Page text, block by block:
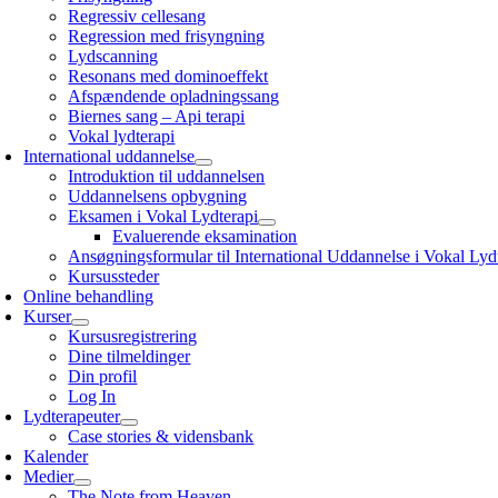
Regressiv cellesang
Regression med frisyngning
Lydscanning
Resonans med dominoeffekt
Afspændende opladningssang
Biernes sang – Api terapi
Vokal lydterapi
International uddannelse
Introduktion til uddannelsen
Uddannelsens opbygning
Eksamen i Vokal Lydterapi
Evaluerende eksamination
Ansøgningsformular til International Uddannelse i Vokal
Kursussteder
Online behandling
Kurser
Kursusregistrering
Dine tilmeldinger
Din profil
Log In
Lydterapeuter
Case stories & vidensbank
Kalender
Medier